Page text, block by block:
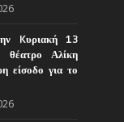
Kυριακή 13
θέατρο Αλίκη
είσοδο για το